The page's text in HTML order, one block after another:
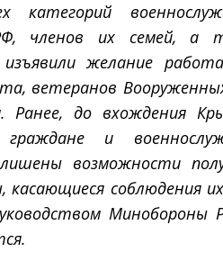
категорий
членов их семей, а
желание
ветеранов
Ранее, до вхождения
граждане и
возможности
соблюдения
Минобороны